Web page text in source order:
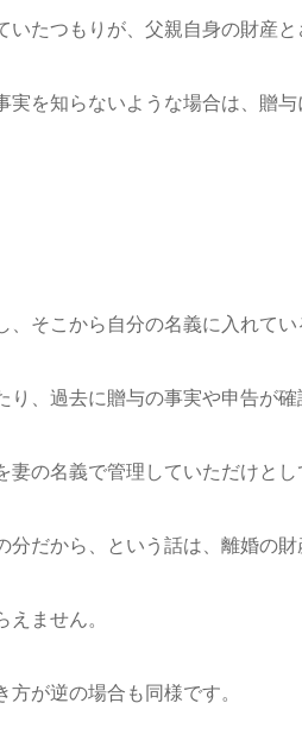
たつもりが、父親自身の財産と
知らないような場合は、贈与
こから自分の名義に入れてい
過去に贈与の事実や申告が確
名義で管理していただけとし
だから、という話は、離婚の財
ません。
が逆の場合も同様です。